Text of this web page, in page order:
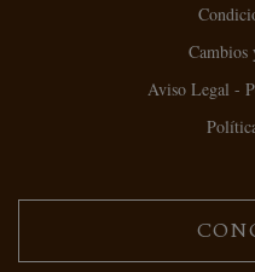
Cambios
Aviso Legal -